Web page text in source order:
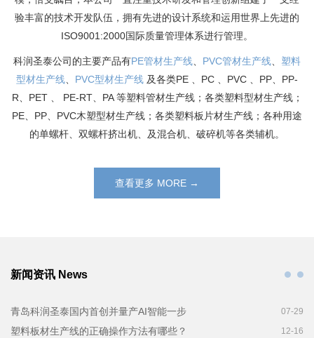
验丰富的技术开发队伍，拥有先进的设计系统和运用世界上先进的
ISO9001:2000国际质量管理体系进行管理。
科润圣泰公司的主要产品有PE管材生产线 PVC管材生产线
塑料
型材生产线
PVC型材生产线 及各类PE 、PC 、PVC 、PP、PP-
R、PET 、 PE-RT、PA 等塑料管材生产线；各类塑料型材生产线；
PE、PP、PVC木塑型材生产线；各类塑料板片材生产线；各种用途
的单螺杆、双螺杆挤出机、及混合机、破碎机等各类辅机。
查看更多 MORE →
新闻资讯 News
青岛科润圣泰国内首创并量产AI智能一步 07-29
塑料板材生产线的正确操作方法有哪些？ 12-16